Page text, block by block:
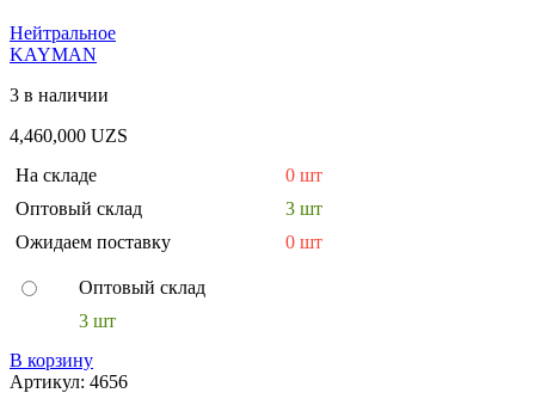
Нейтральное
KAYMAN
3 в наличии
4,460,000 UZS
На складе
0 шт
Оптовый склад
3 шт
Ожидаем поставку
0 шт
Оптовый склад
3 шт
В корзину
Артикул: 4656